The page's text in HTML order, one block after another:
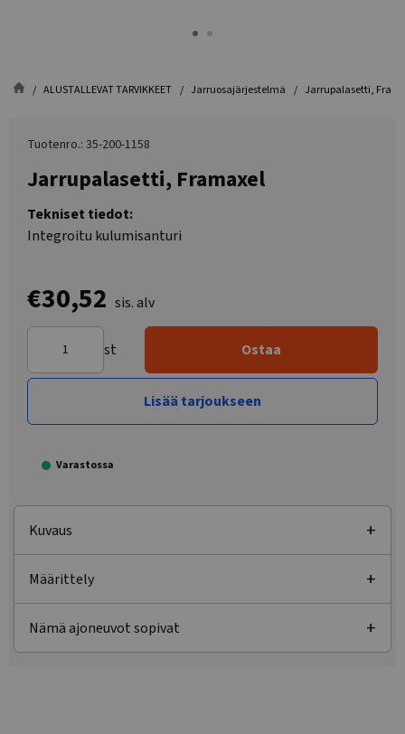
ALUSTALLEVAT TARVIKKEET Jarruosajärjestelmä Jarrupalasetti,
Tuotenro.: 35-200-1158
Jarrupalasetti, Framaxel
Tekniset tiedot:
Integroitu kulumisanturi
€30,52 sis. alv
st Ostaa
Lisää tarjoukseen
Varastossa
Kuvaus
Määrittely
Nämä ajoneuvot sopivat